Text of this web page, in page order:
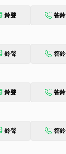
鈴聲 答鈴
鈴聲 答鈴
鈴聲 答鈴
鈴聲 答鈴